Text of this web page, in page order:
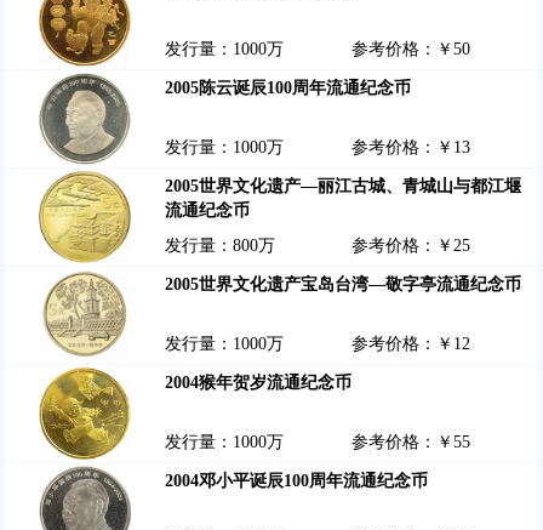
发行量：1000万 参考价格：￥50
2005陈云诞辰100周年流通纪念币
发行量：1000万 参考价格：￥13
2005世界文化遗产—丽江古城、青城山与都江堰
流通纪念币
发行量：800万
参考价格：￥25
2005世界文化遗产宝岛台湾—敬字亭流通纪念币
发行量：1000万 参考价格：￥12
2004猴年贺岁流通纪念币
发行量：1000万 参考价格：￥55
2004邓小平诞辰100周年流通纪念币